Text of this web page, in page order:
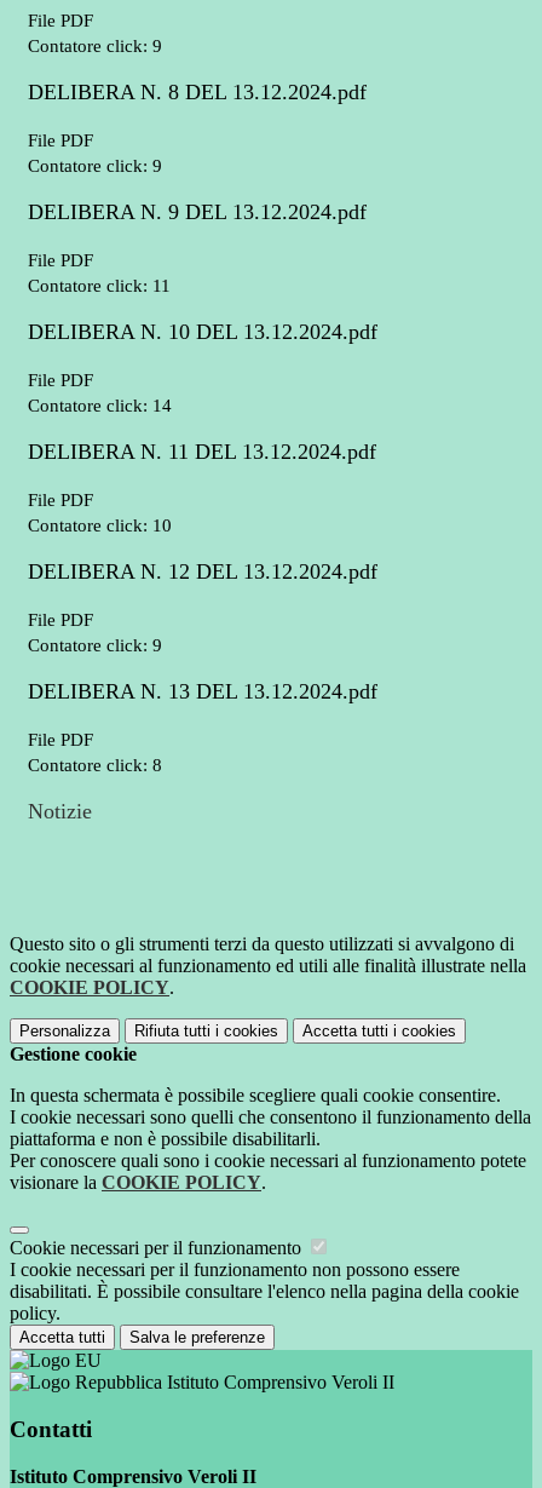
File PDF
Contatore click: 9
DELIBERA N. 8 DEL 13.12.2024.pdf
File PDF
Contatore click: 9
DELIBERA N. 9 DEL 13.12.2024.pdf
File PDF
Contatore click: 11
DELIBERA N. 10 DEL 13.12.2024.pdf
File PDF
Contatore click: 14
DELIBERA N. 11 DEL 13.12.2024.pdf
File PDF
Contatore click: 10
DELIBERA N. 12 DEL 13.12.2024.pdf
File PDF
Contatore click: 9
DELIBERA N. 13 DEL 13.12.2024.pdf
File PDF
Contatore click: 8
Notizie
Questo sito o gli strumenti terzi da questo utilizzati si avvalgono di
cookie necessari al funzionamento ed utili alle finalità illustrate nella
COOKIE POLICY.
Personalizza Rifiuta tutti i cookies Accetta tutti i cookies
Gestione cookie
In questa schermata è possibile scegliere quali cookie consentire.
I cookie necessari sono quelli che consentono il funzionamento della
piattaforma e non è possibile disabilitarli.
Per conoscere quali sono i cookie necessari al funzionamento potete
visionare la COOKIE POLICY.
Cookie necessari per il funzionamento
I cookie necessari per il funzionamento non possono essere
disabilitati. È possibile consultare l'elenco nella pagina della cookie
policy.
Accetta tutti Salva le preferenze
Istituto Comprensivo Veroli II
Contatti
Istituto Comprensivo Veroli II